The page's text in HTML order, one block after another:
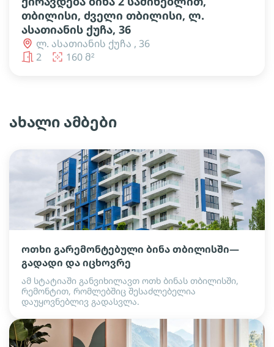
თბილისი, ძველი თბილისი, ლ.
ასათიანის ქუჩა, 36
ლ. ასათიანის ქუჩა , 36
2
160 მ²
ახალი ამბები
ოთხი გარემონტებული ბინა თბილისში—
გადადი და იცხოვრე
ამ სტატიაში განვიხილავთ ოთხ ბინას თბილისში,
რემონტით, რომლებშიც შესაძლებელია
დაუყოვნებლივ გადასვლა.